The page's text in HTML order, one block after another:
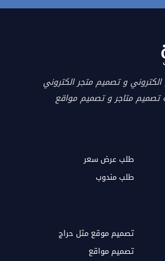
و تصميم متجر الكتروني
متاجر و تصميم مواقع
طلب عرض سعر
طلب مندوب
تصميم موقع مثل حراج
تصميم مواقع